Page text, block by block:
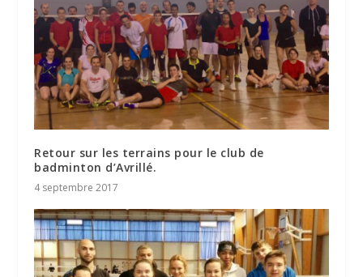
Retour sur les terrains pour le club de
badminton d’Avrillé.
4 septembre 2017